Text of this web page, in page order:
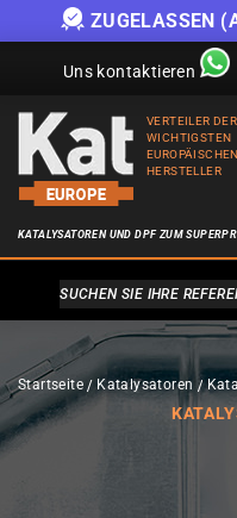
ZUGELASSEN
Uns kontaktieren
VERTEILER DER
WICHTIGSTEN
EUROPÄISCHEN
HERSTELLER
KATALYSATOREN UND DPF ZUM
SUCHEN SIE IHRE
Startseite Katalysatoren